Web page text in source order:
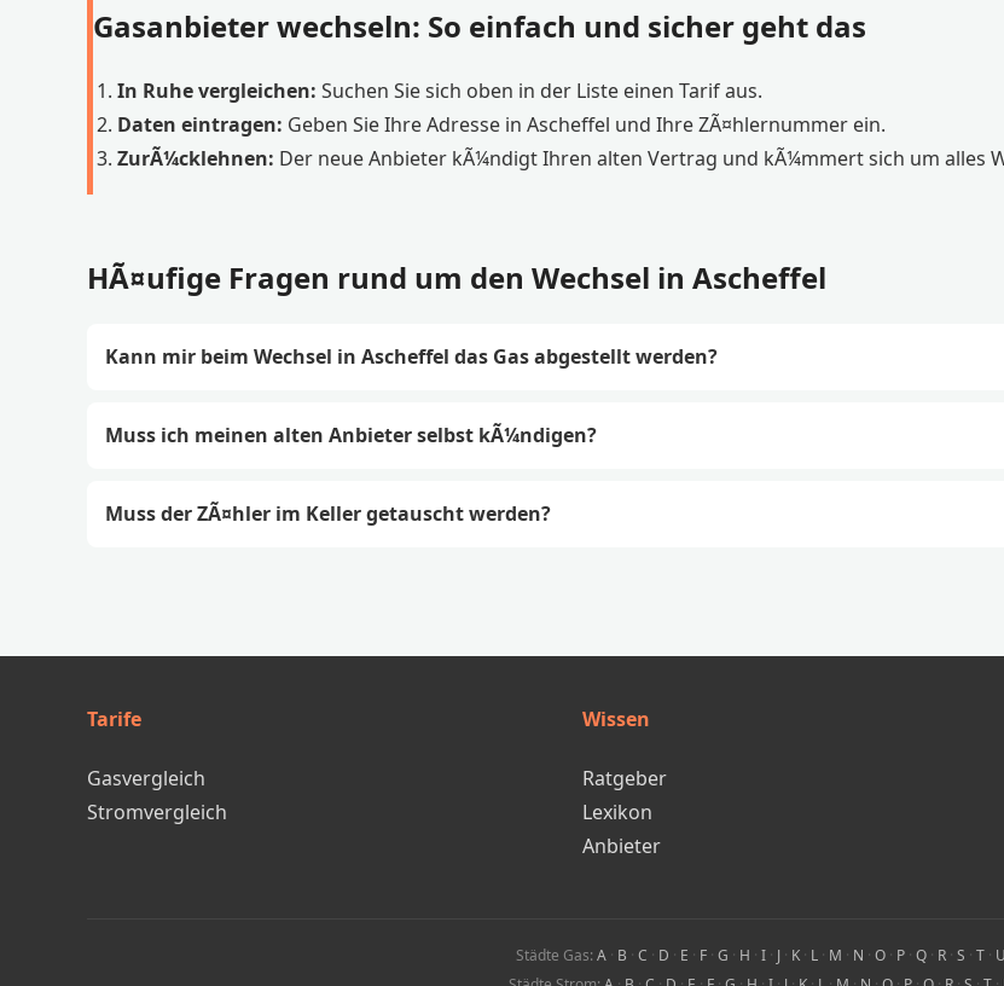
Gasanbieter wechseln: So einfach und sicher geht das
In Ruhe vergleichen: Suchen Sie sich oben in der Liste einen Tarif aus.
Daten eintragen: Geben Sie Ihre Adresse in Ascheffel und Ihre ZÃ¤hlernummer ein.
ZurÃ¼cklehnen: Der neue Anbieter kÃ¼ndigt Ihren alten Vertrag und kÃ¼mmert sich um alles
HÃ¤ufige Fragen rund um den Wechsel in Ascheffel
Kann mir beim Wechsel in Ascheffel das Gas abgestellt werden?
Muss ich meinen alten Anbieter selbst kÃ¼ndigen?
Muss der ZÃ¤hler im Keller getauscht werden?
Tarife
Gasvergleich
Stromvergleich
Wissen
Ratgeber
Lexikon
Anbieter
Städte Gas: A · B · C · D · E · F · G · H · I · J · K · L · M · N · O · P · Q · R · S · T · U